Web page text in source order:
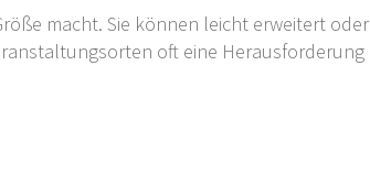
macht. Sie können leicht erweitert oder
oft eine Herausforderung